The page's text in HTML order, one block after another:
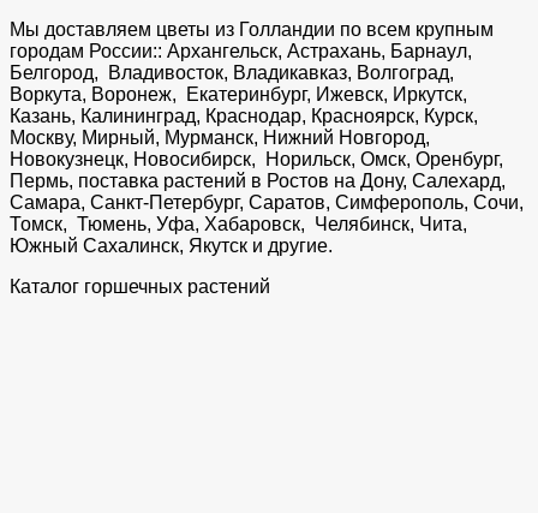
Мы доставляем цветы из Голландии по всем крупным
городам России:: Архангельск, Астрахань, Барнаул,
Белгород, Владивосток, Владикавказ, Волгоград,
Воркута, Воронеж, Екатеринбург, Ижевск, Иркутск,
Казань, Калининград, Краснодар, Красноярск, Курск,
Москву, Мирный, Мурманск, Нижний Новгород,
Новокузнецк, Новосибирск, Норильск, Омск, Оренбург,
Пермь, поставка растений в Ростов на Дону, Салехард,
Самара, Санкт-Петербург, Саратов, Симферополь, Сочи,
Томск, Тюмень, Уфа, Хабаровск, Челябинск, Чита,
Южный Сахалинск, Якутск и другие.
Каталог горшечных растений